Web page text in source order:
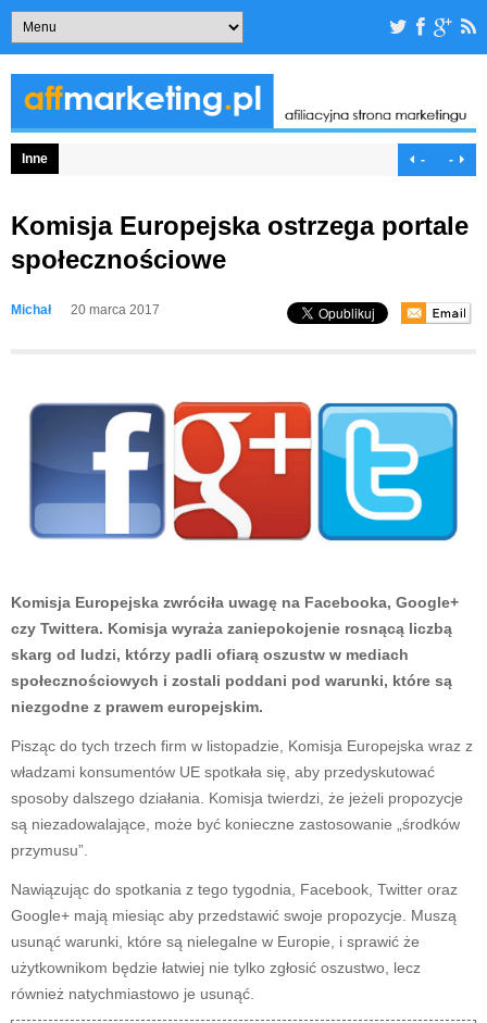
Inne - -
Komisja Europejska ostrzega portale
społecznościowe
Michał 20 marca 2017
Komisja Europejska zwróciła uwagę na Facebooka, Google+
czy Twittera. Komisja wyraża zaniepokojenie rosnącą liczbą
skarg od ludzi, którzy padli ofiarą oszustw w mediach
społecznościowych i zostali poddani pod warunki, które są
niezgodne z prawem europejskim.
Pisząc do tych trzech firm w listopadzie, Komisja Europejska wraz z
władzami konsumentów UE spotkała się, aby przedyskutować
sposoby dalszego działania. Komisja twierdzi, że jeżeli propozycje
są niezadowalające, może być konieczne zastosowanie „środków
przymusu”.
Nawiązując do spotkania z tego tygodnia, Facebook, Twitter oraz
Google+ mają miesiąc aby przedstawić swoje propozycje. Muszą
usunąć warunki, które są nielegalne w Europie, i sprawić że
użytkownikom będzie łatwiej nie tylko zgłosić oszustwo, lecz
również natychmiastowo je usunąć.